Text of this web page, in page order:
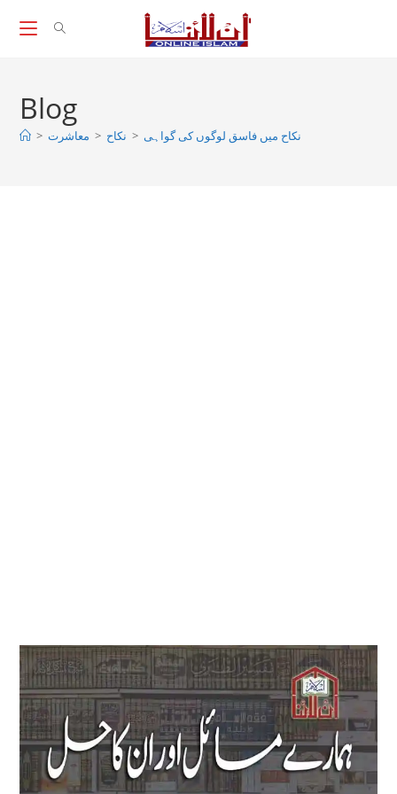
Blog
> معاشرت > نکاح > نکاح میں فاسق لوگوں کی گواہی